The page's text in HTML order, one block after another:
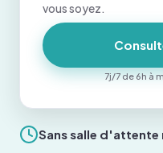
Sans salle
vous soyez.
7j/7 de 6h à